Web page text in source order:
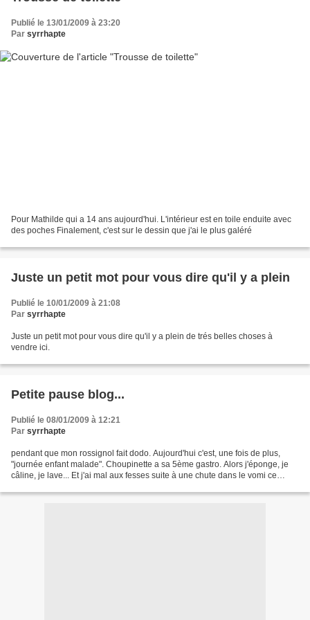
Publié le 13/01/2009 à 23:20
Par syrrhapte
Pour Mathilde qui a 14 ans aujourd'hui. L'intérieur est en toile enduite avec
des poches Finalement, c'est sur le dessin que j'ai le plus galéré
Juste un petit mot pour vous dire qu'il y a plein
Publié le 10/01/2009 à 21:08
Par syrrhapte
Juste un petit mot pour vous dire qu'il y a plein de trés belles choses à
vendre ici.
Petite pause blog...
Publié le 08/01/2009 à 12:21
Par syrrhapte
pendant que mon rossignol fait dodo. Aujourd'hui c'est, une fois de plus,
"journée enfant malade". Choupinette a sa 5ème gastro. Alors j'éponge, je
câline, je lave... Et j'ai mal aux fesses suite à une chute dans le vomi ce